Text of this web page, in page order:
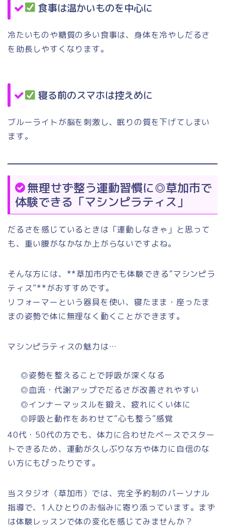
食事は温かいものを中心に
冷たいものや糖質の多い食事は、身体を冷やしだるさ
を助長しやすくなります。
寝る前のスマホは控えめに
ブルーライトが脳を刺激し、眠りの質を下げてしまい
ます。
無理せず整う運動習慣に◎草加市で
体験できる「マシンピラティス」
だるさを感じているときは「運動しなきゃ」と思って
も、重い腰がなかなか上がらないですよね。
そんな方には、**草加市内でも体験できる“マシンピラ
ティス”**がおすすめです。
リフォーマーという器具を使い、寝たまま・座ったま
まの姿勢で体に無理なく動くことができます。
マシンピラティスの魅力は…
◎姿勢を整えることで呼吸が深くなる
◎血流・代謝アップでだるさが改善されやすい
◎インナーマッスルを鍛え、疲れにくい体に
◎呼吸と動作をあわせて“心も整う”感覚
40代・50代の方でも、体力に合わせたペースでスター
トできるため、運動が久しぶりな方や体力に自信のな
い方にもぴったりです。
当スタジオ（草加市）では、完全予約制のパーソナル
指導で、1人ひとりのお悩みに寄り添っています。まず
は体験レッスンで体の変化を感じてみませんか？